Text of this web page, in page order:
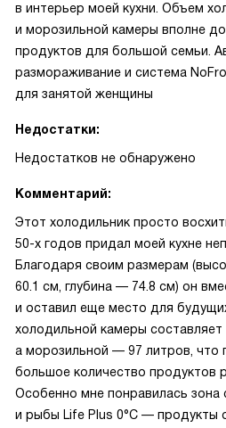
в интерьер моей кухни. Объем
и морозильной камеры вполне
продуктов для большой семьи.
размораживание и система
для занятой женщины
Недостатки:
Недостатков не обнаружено
Комментарий:
Этот холодильник просто
50-х годов придал моей кухне
Благодаря своим размерам
60.1 см, глубина — 74.8 см) он
и оставил еще место для
холодильной камеры составляет
а морозильной — 97 литров, что
большое количество продуктов
Особенно мне понравилась зона
и рыбы Life Plus 0°C — продукты